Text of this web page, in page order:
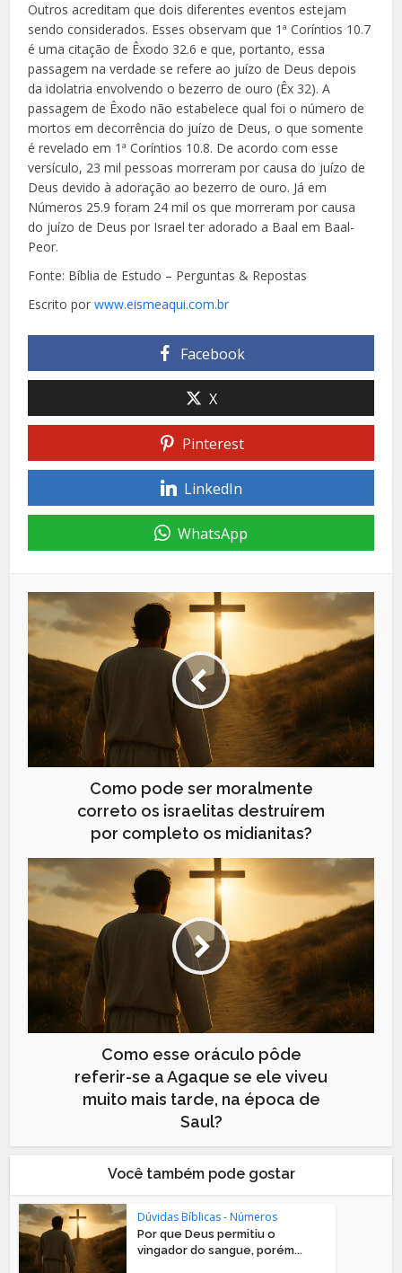
Outros acreditam que dois diferentes eventos estejam
sendo considerados. Esses observam que 1ª Coríntios 10.7
é uma citação de Êxodo 32.6 e que, portanto, essa
passagem na verdade se refere ao juízo de Deus depois
da idolatria envolvendo o bezerro de ouro (Êx 32). A
passagem de Êxodo não estabelece qual foi o número de
mortos em decorrência do juízo de Deus, o que somente
é revelado em 1ª Coríntios 10.8. De acordo com esse
versículo, 23 mil pessoas morreram por causa do juízo de
Deus devido à adoração ao bezerro de ouro. Já em
Números 25.9 foram 24 mil os que morreram por causa
do juízo de Deus por Israel ter adorado a Baal em Baal-
Peor.
Fonte: Bíblia de Estudo – Perguntas & Repostas
Escrito porwww.eismeaqui.com.br
Facebook
X
Pinterest
LinkedIn
WhatsApp
Como pode ser moralmente
correto os israelitas destruírem
por completo os midianitas?
Como esse oráculo pôde
referir-se a Agaque se ele viveu
muito mais tarde, na época de
Saul?
Você também pode gostar
Dúvidas Bíblicas - Números
Por que Deus permitiu o
vingador do sangue, porém...